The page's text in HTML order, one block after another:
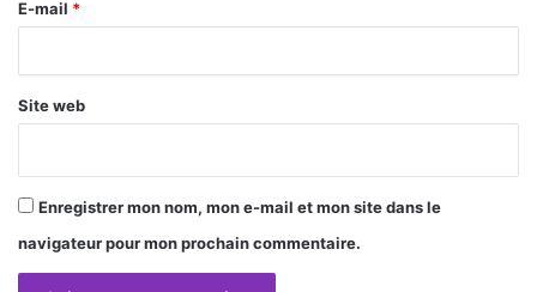
e
E-mail *
Site web
Enregistrer mon nom, mon e-mail et mon site dans le
navigateur pour mon prochain commentaire.